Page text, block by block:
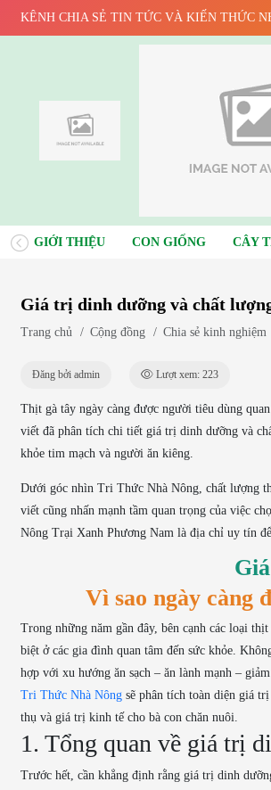
KÊNH CHIA SẺ TIN TỨC VÀ KIẾN THỨC
GIỚI THIỆU CON GIỐNG CÂY
Giá trị dinh dưỡng và chất
Trang chủ / Cộng đồng / Chia sẻ kinh nghiệm
Đăng bởi admin Lượt xem: 223
Thịt gà tây ngày càng được người tiêu dùng
viết đã phân tích chi tiết giá trị dinh dưỡng và
khỏe tim mạch và người ăn kiêng.
Dưới góc nhìn Tri Thức Nhà Nông, chất lượng
viết cũng nhấn mạnh tầm quan trọng của việc
Nông Trại Xanh Phương Nam là địa chỉ uy tín
Vì sao ngày càng
Trong những năm gần đây, bên cạnh các loại
biệt ở các gia đình quan tâm đến sức khỏe.
hợp với xu hướng ăn sạch – ăn lành mạnh –
Tri Thức Nhà Nôngsẽ phân tích toàn diện giá
thụ và giá trị kinh tế cho bà con chăn nuôi.
1. Tổng quan về giá trị
Trước hết, cần khẳng định rằng giá trị dinh